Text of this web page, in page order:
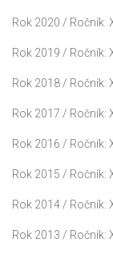
Rok 2020 / Ročník:
Rok 2019 / Ročník:
Rok 2018 / Ročník:
Rok 2017 / Ročník:
Rok 2016 / Ročník:
Rok 2015 / Ročník:
Rok 2014 / Ročník:
Rok 2013 / Ročník: